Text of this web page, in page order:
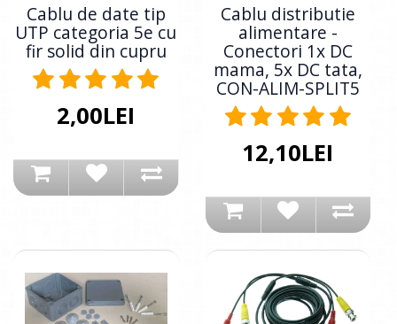
Cablu de date tip
UTP categoria 5e cu
fir solid din cupru
2,00LEI
Cablu distributie
alimentare -
Conectori 1x DC
mama, 5x DC tata,
CON-ALIM-SPLIT5
12,10LEI